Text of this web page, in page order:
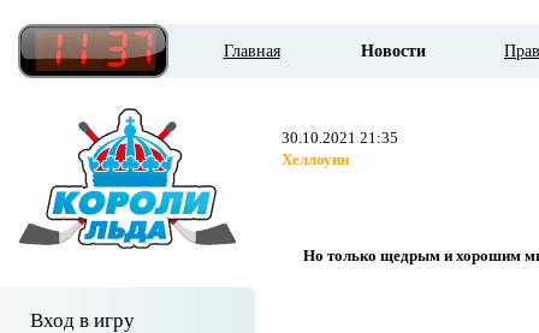
Главная Новости
Вход в игру
30.10.2021 21:35
Хеллоуин
Но только щедрым и хорошим мы